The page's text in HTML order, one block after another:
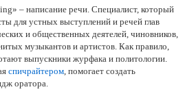
– написание речи. Специалист, который
для устных выступлений и речей глав
и общественных деятелей, чиновников,
музыкантов и артистов. Как правило,
выпускники журфака и политологии.
спичрайтером, помогает создать
оратора.